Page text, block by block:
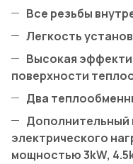
Все резьбы
Легкость
Высокая
поверхности
Два
Дополнительный
электрического
мощностью 3kW,